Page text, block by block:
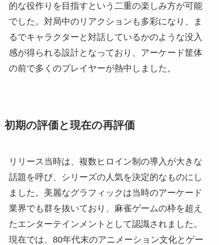
的な役作りを目指すという二重の楽しみ方が可能
でした。対局中のリアクションも多彩になり、ま
るでキャラクターと対話しているかのような没入
感が得られる設計となっており、アーケード筐体
の前で多くのプレイヤーが熱中しました。
初期の評価と現在の再評価
リリース当時は、複数ヒロイン制の導入が大きな
話題を呼び、シリーズの人気を決定的なものにし
ました。美麗なグラフィックは当時のアーケード
業界でも群を抜いており、麻雀ゲームの枠を超え
たエンターテインメントとして認識されました。
現在では、80年代末のアニメーション文化とゲー